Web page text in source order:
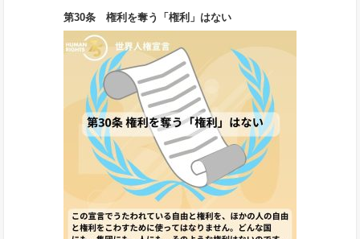
第30条 権利を奪う「権利」はない